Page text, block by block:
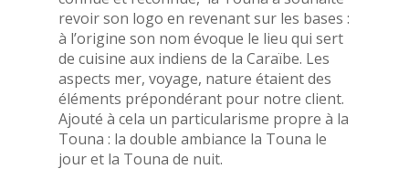
revoir son logo en revenant sur les bases :
à l’origine son nom évoque le lieu qui sert
de cuisine aux indiens de la Caraïbe. Les
aspects mer, voyage, nature étaient des
éléments prépondérant pour notre client.
Ajouté à cela un particularisme propre à la
Touna : la double ambiance la Touna le
jour et la Touna de nuit.